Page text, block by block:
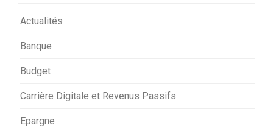
Actualités
Banque
Budget
Carrière Digitale et Revenus Passifs
Epargne